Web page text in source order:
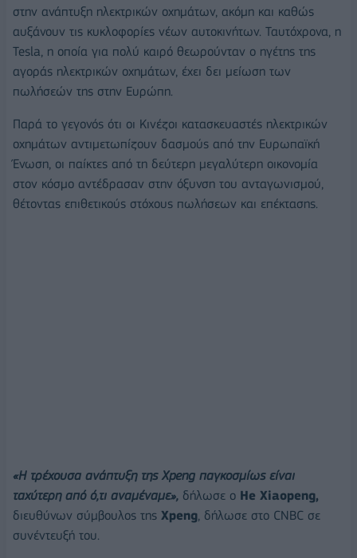
στην ανάπτυξη ηλεκτρικών οχημάτων, ακόμη και καθώς
αυξάνουν τις κυκλοφορίες νέων αυτοκινήτων. Ταυτόχρονα, η
Tesla, η οποία για πολύ καιρό θεωρούνταν ο ηγέτης της
αγοράς ηλεκτρικών οχημάτων, έχει δει μείωση των
πωλήσεών της στην Ευρώπη.
Παρά το γεγονός ότι οι Κινέζοι κατασκευαστές ηλεκτρικών
οχημάτων αντιμετωπίζουν δασμούς από την Ευρωπαϊκή
Ένωση, οι παίκτες από τη δεύτερη μεγαλύτερη οικονομία
στον κόσμο αντέδρασαν στην όξυνση του ανταγωνισμού,
θέτοντας επιθετικούς στόχους πωλήσεων και επέκτασης.
«Η τρέχουσα ανάπτυξη της Xpeng παγκοσμίως είναι
ταχύτερη από ό,τι αναμέναμε», δήλωσε ο He Xiaopeng,
διευθύνων σύμβουλος της Xpeng, δήλωσε στο CNBC σε
συνέντευξή του.